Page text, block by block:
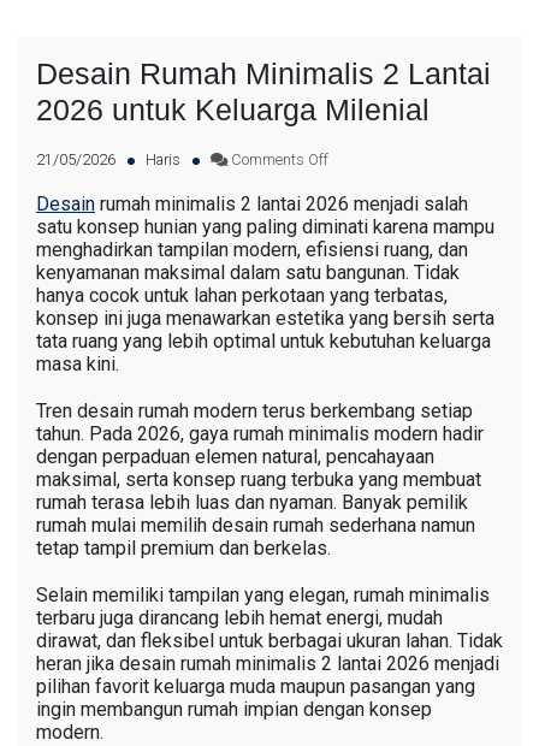
Desain Rumah Minimalis 2 Lantai
2026 untuk Keluarga Milenial
21/05/2026 Haris Comments Off
Desain rumah minimalis 2 lantai 2026 menjadi salah
satu konsep hunian yang paling diminati karena mampu
menghadirkan tampilan modern, efisiensi ruang, dan
kenyamanan maksimal dalam satu bangunan. Tidak
hanya cocok untuk lahan perkotaan yang terbatas,
konsep ini juga menawarkan estetika yang bersih serta
tata ruang yang lebih optimal untuk kebutuhan keluarga
masa kini.
Tren desain rumah modern terus berkembang setiap
tahun. Pada 2026, gaya rumah minimalis modern hadir
dengan perpaduan elemen natural, pencahayaan
maksimal, serta konsep ruang terbuka yang membuat
rumah terasa lebih luas dan nyaman. Banyak pemilik
rumah mulai memilih desain rumah sederhana namun
tetap tampil premium dan berkelas.
Selain memiliki tampilan yang elegan, rumah minimalis
terbaru juga dirancang lebih hemat energi, mudah
dirawat, dan fleksibel untuk berbagai ukuran lahan. Tidak
heran jika desain rumah minimalis 2 lantai 2026 menjadi
pilihan favorit keluarga muda maupun pasangan yang
ingin membangun rumah impian dengan konsep
modern.